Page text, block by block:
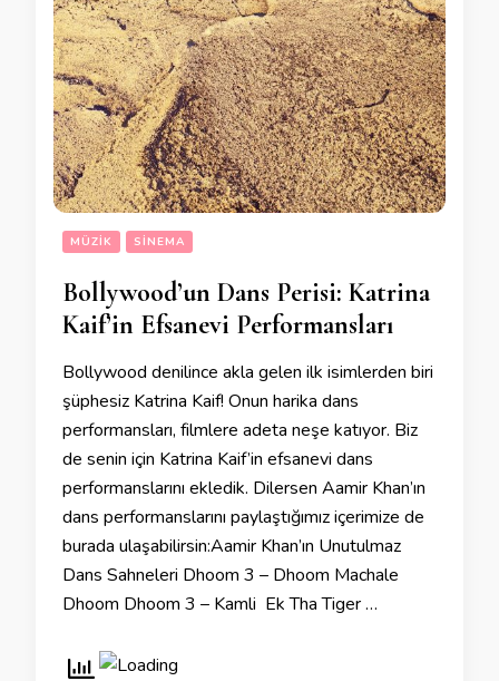
MÜZIK SINEMA
Bollywood’un Dans Perisi: Katrina
Kaif’in Efsanevi Performansları
Bollywood denilince akla gelen ilk isimlerden biri
şüphesiz Katrina Kaif! Onun harika dans
performansları, filmlere adeta neşe katıyor. Biz
de senin için Katrina Kaif’in efsanevi dans
performanslarını ekledik. Dilersen Aamir Khan’ın
dans performanslarını paylaştığımız içerimize de
burada ulaşabilirsin:Aamir Khan’ın Unutulmaz
Dans Sahneleri Dhoom 3 – Dhoom Machale
Dhoom Dhoom 3 – Kamli Ek Tha Tiger …